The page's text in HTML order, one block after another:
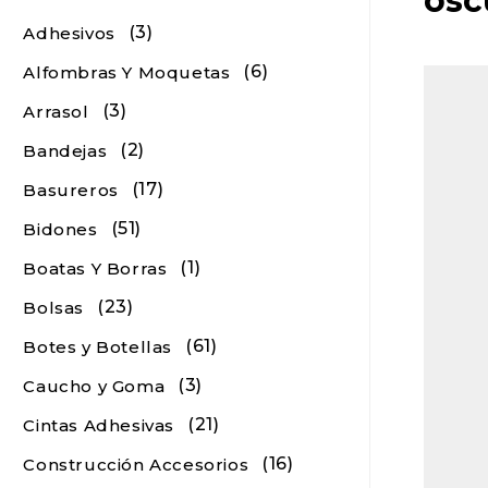
Adhesivos
(3)
Alfombras Y Moquetas
(6)
Arrasol
(3)
Bandejas
(2)
Basureros
(17)
Bidones
(51)
Boatas Y Borras
(1)
Bolsas
(23)
Botes y Botellas
(61)
Caucho y Goma
(3)
Cintas Adhesivas
(21)
Construcción Accesorios
(16)